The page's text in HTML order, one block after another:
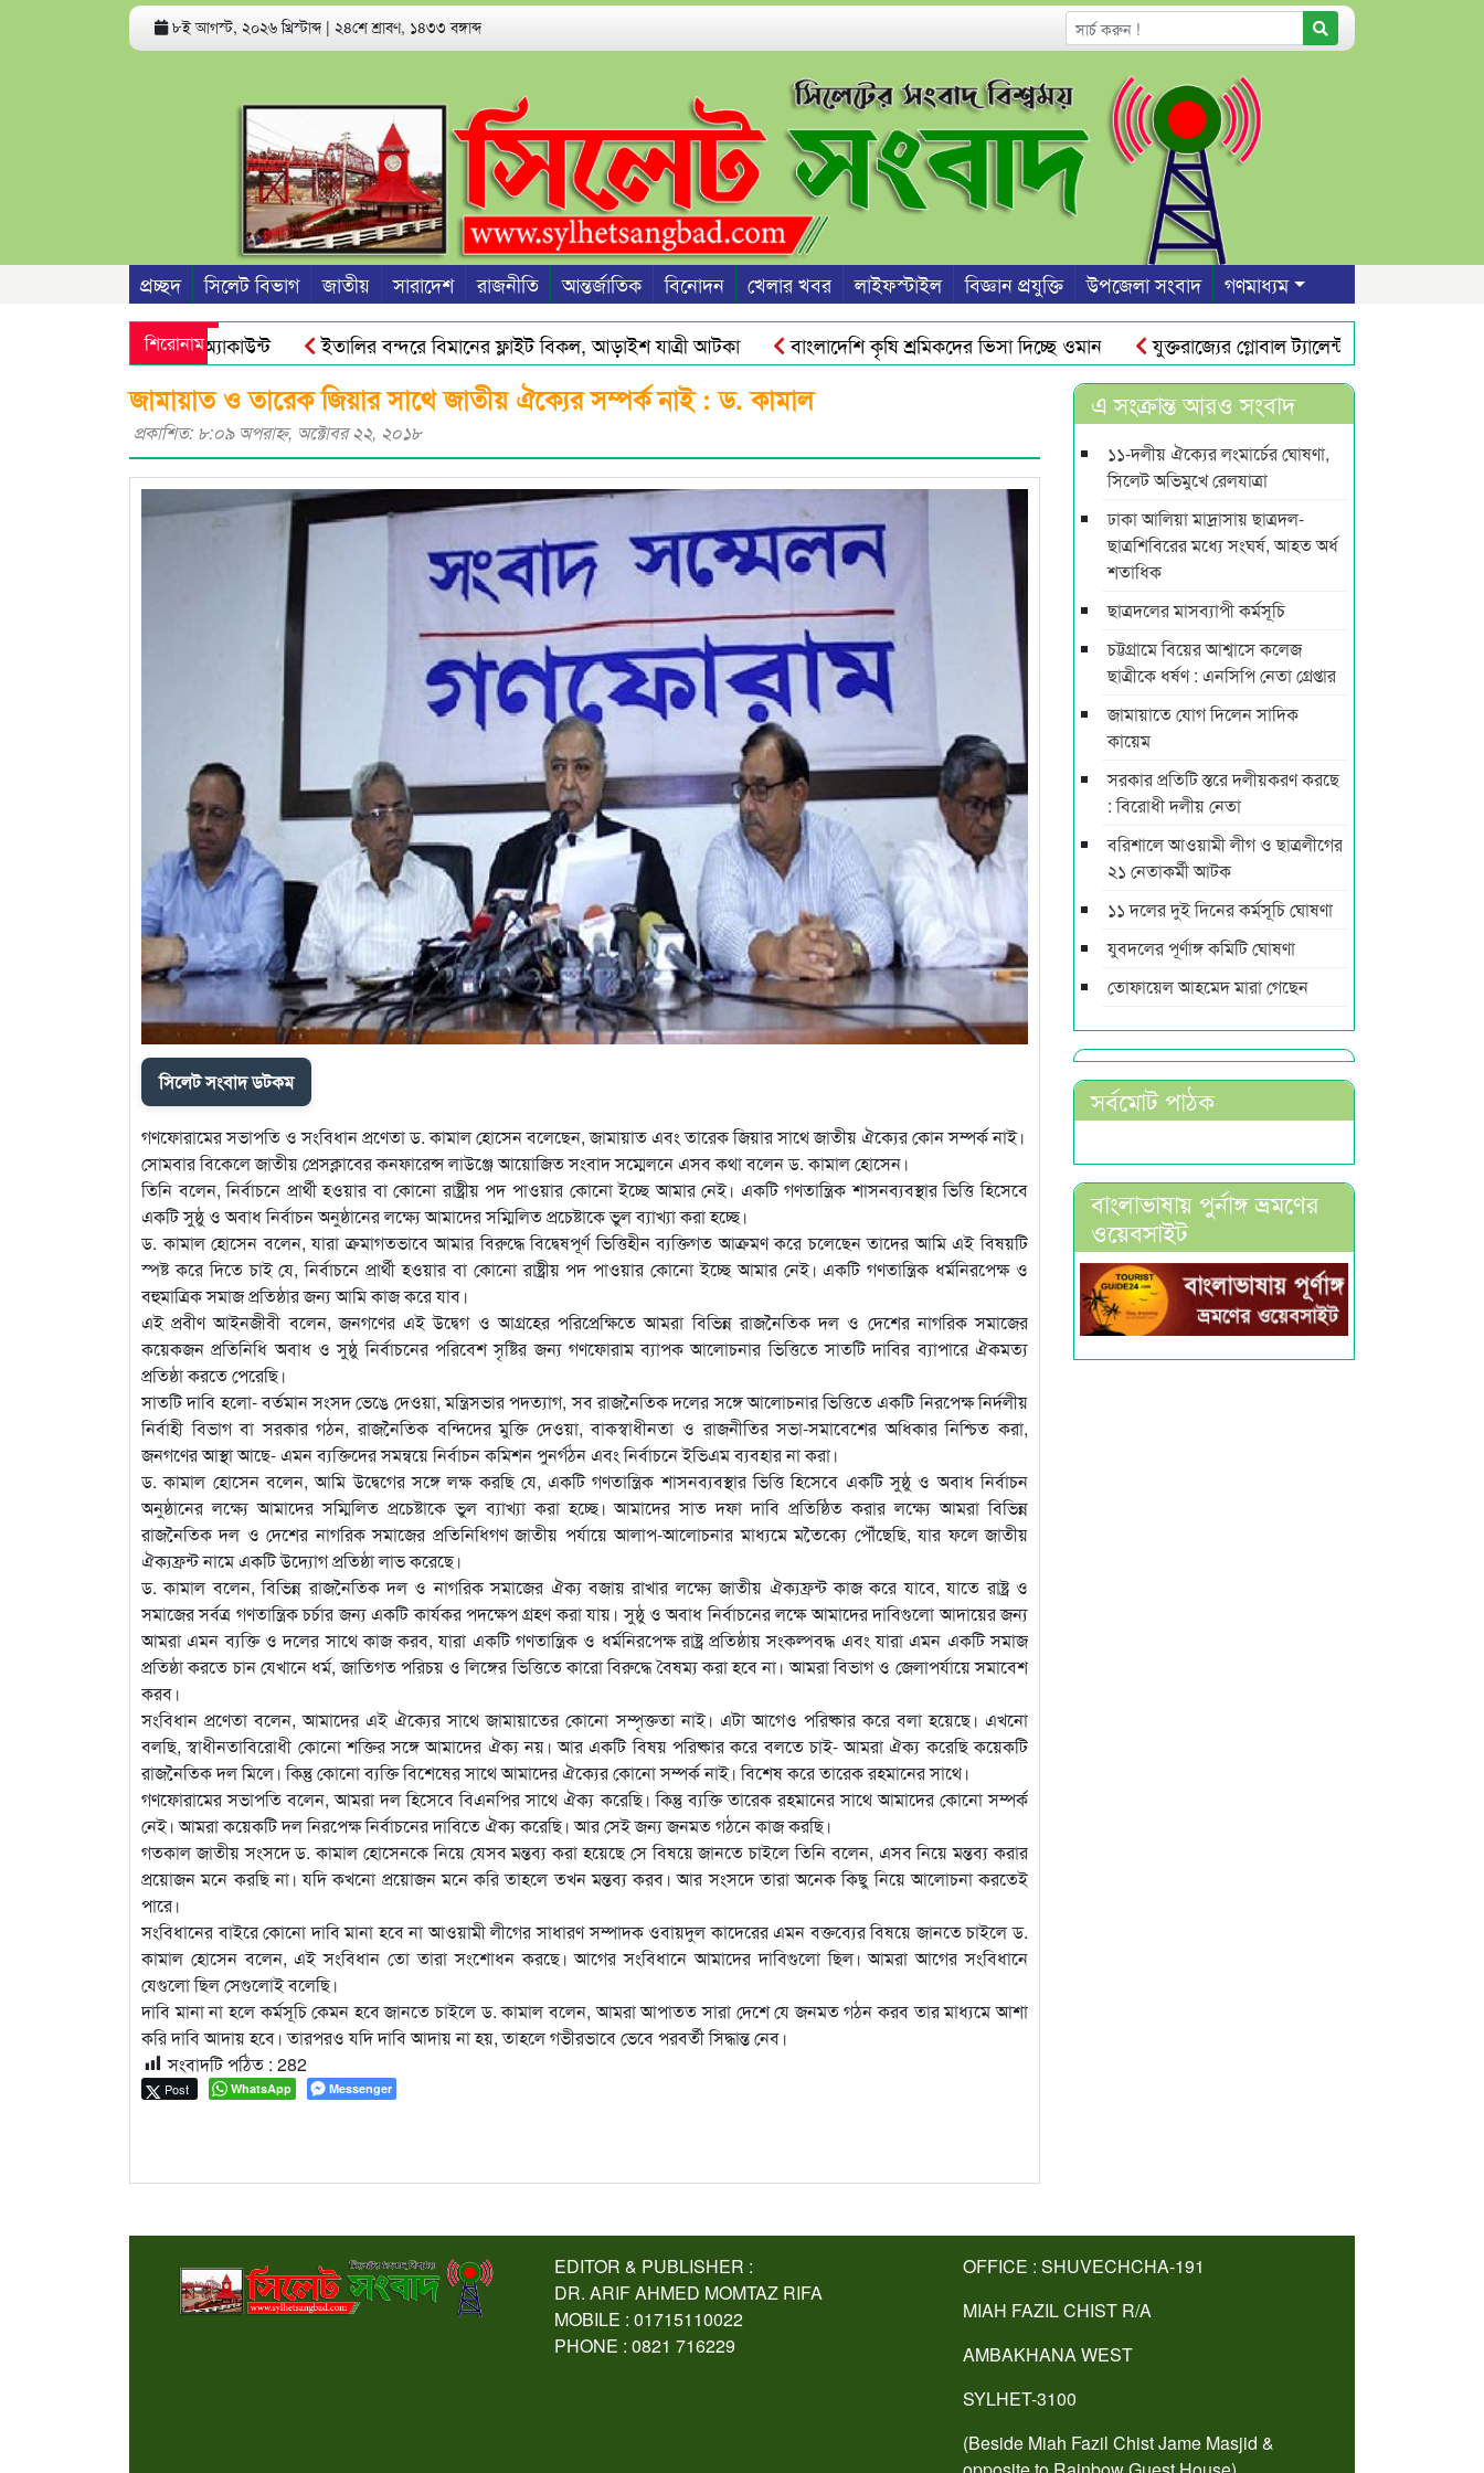
৮ই আগস্ট, ২০২৬ খ্রিস্টাব্দ | ২৪শে শ্রাবণ, ১৪৩৩ বঙ্গাব্দ
প্রচ্ছদ সিলেট বিভাগ জাতীয় সারাদেশ রাজনীতি আন্তর্জাতিক বিনোদন খেলার খবর লাইফস্টাইল বিজ্ঞান প্রযুক্তি উপজেলা সংবাদ গণমাধ্যম
শিরোনাম
ফোন ও ব্যাংক অ্যাকাউন্ট ইতালির বন্দরে বিমানের ফ্লাইট বিকল, আড়াইশ যাত্রী আটকা বাংলাদেশি কৃষি শ্রমিকদের ভিসা দিচ্ছে ওমান
যুক্তরাজ্যের গ্লোবাল ট্যালেন্ট ভিসা : তিন বছরে
তেল, গ্যাস, বিদ্যুৎ সঙ্কট ও দ্রব্যমূল্যের ঊর্ধ্বগতি রোধে সিলেটে ১১ দলীয় ঐক্যের স্মারকলিপি সিলেট নগরীতে যানজট নিরসনে সিটি বাস চালুর দাবি
জামায়াত ও তারেক জিয়ার সাথে জাতীয় ঐক্যের সম্পর্ক নাই : ড. কামাল
প্রকাশিত: ৮:০৯ অপরাহ্ণ, অক্টোবর ২২, ২০১৮
সিলেট সংবাদ ডটকম
গণফোরামের সভাপতি ও সংবিধান প্রণেতা ড. কামাল হোসেন বলেছেন, জামায়াত এবং তারেক জিয়ার সাথে জাতীয় ঐক্যের কোন সম্পর্ক নাই।
সোমবার বিকেলে জাতীয় প্রেসক্লাবের কনফারেন্স লাউঞ্জে আয়োজিত সংবাদ সম্মেলনে এসব কথা বলেন ড. কামাল হোসেন।
তিনি বলেন, নির্বাচনে প্রার্থী হওয়ার বা কোনো রাষ্ট্রীয় পদ পাওয়ার কোনো ইচ্ছে আমার নেই। একটি গণতান্ত্রিক শাসনব্যবস্থার ভিত্তি হিসেবে
একটি সুষ্ঠু ও অবাধ নির্বাচন অনুষ্ঠানের লক্ষ্যে আমাদের সম্মিলিত প্রচেষ্টাকে ভুল ব্যাখ্যা করা হচ্ছে।
ড. কামাল হোসেন বলেন, যারা ক্রমাগতভাবে আমার বিরুদ্ধে বিদ্বেষপূর্ণ ভিত্তিহীন ব্যক্তিগত আক্রমণ করে চলেছেন তাদের আমি এই বিষয়টি
স্পষ্ট করে দিতে চাই যে, নির্বাচনে প্রার্থী হওয়ার বা কোনো রাষ্ট্রীয় পদ পাওয়ার কোনো ইচ্ছে আমার নেই। একটি গণতান্ত্রিক ধর্মনিরপেক্ষ ও
বহুমাত্রিক সমাজ প্রতিষ্ঠার জন্য আমি কাজ করে যাব।
এই প্রবীণ আইনজীবী বলেন, জনগণের এই উদ্বেগ ও আগ্রহের পরিপ্রেক্ষিতে আমরা বিভিন্ন রাজনৈতিক দল ও দেশের নাগরিক সমাজের
কয়েকজন প্রতিনিধি অবাধ ও সুষ্ঠু নির্বাচনের পরিবেশ সৃষ্টির জন্য গণফোরাম ব্যাপক আলোচনার ভিত্তিতে সাতটি দাবির ব্যাপারে ঐকমত্য
প্রতিষ্ঠা করতে পেরেছি।
সাতটি দাবি হলো- বর্তমান সংসদ ভেঙে দেওয়া, মন্ত্রিসভার পদত্যাগ, সব রাজনৈতিক দলের সঙ্গে আলোচনার ভিত্তিতে একটি নিরপেক্ষ নির্দলীয়
নির্বাহী বিভাগ বা সরকার গঠন, রাজনৈতিক বন্দিদের মুক্তি দেওয়া, বাকস্বাধীনতা ও রাজনীতির সভা-সমাবেশের অধিকার নিশ্চিত করা,
জনগণের আস্থা আছে- এমন ব্যক্তিদের সমন্বয়ে নির্বাচন কমিশন পুনর্গঠন এবং নির্বাচনে ইভিএম ব্যবহার না করা।
ড. কামাল হোসেন বলেন, আমি উদ্বেগের সঙ্গে লক্ষ করছি যে, একটি গণতান্ত্রিক শাসনব্যবস্থার ভিত্তি হিসেবে একটি সুষ্ঠু ও অবাধ নির্বাচন
অনুষ্ঠানের লক্ষ্যে আমাদের সম্মিলিত প্রচেষ্টাকে ভুল ব্যাখ্যা করা হচ্ছে। আমাদের সাত দফা দাবি প্রতিষ্ঠিত করার লক্ষ্যে আমরা বিভিন্ন
রাজনৈতিক দল ও দেশের নাগরিক সমাজের প্রতিনিধিগণ জাতীয় পর্যায়ে আলাপ-আলোচনার মাধ্যমে মতৈক্যে পৌঁছেছি, যার ফলে জাতীয়
ঐক্যফ্রন্ট নামে একটি উদ্যোগ প্রতিষ্ঠা লাভ করেছে।
ড. কামাল বলেন, বিভিন্ন রাজনৈতিক দল ও নাগরিক সমাজের ঐক্য বজায় রাখার লক্ষ্যে জাতীয় ঐক্যফ্রন্ট কাজ করে যাবে, যাতে রাষ্ট্র ও
সমাজের সর্বত্র গণতান্ত্রিক চর্চার জন্য একটি কার্যকর পদক্ষেপ গ্রহণ করা যায়। সুষ্ঠু ও অবাধ নির্বাচনের লক্ষে আমাদের দাবিগুলো আদায়ের জন্য
আমরা এমন ব্যক্তি ও দলের সাথে কাজ করব, যারা একটি গণতান্ত্রিক ও ধর্মনিরপেক্ষ রাষ্ট্র প্রতিষ্ঠায় সংকল্পবদ্ধ এবং যারা এমন একটি সমাজ
প্রতিষ্ঠা করতে চান যেখানে ধর্ম, জাতিগত পরিচয় ও লিঙ্গের ভিত্তিতে কারো বিরুদ্ধে বৈষম্য করা হবে না। আমরা বিভাগ ও জেলাপর্যায়ে সমাবেশ
করব।
সংবিধান প্রণেতা বলেন, আমাদের এই ঐক্যের সাথে জামায়াতের কোনো সম্পৃক্ততা নাই। এটা আগেও পরিষ্কার করে বলা হয়েছে। এখনো
বলছি, স্বাধীনতাবিরোধী কোনো শক্তির সঙ্গে আমাদের ঐক্য নয়। আর একটি বিষয় পরিষ্কার করে বলতে চাই- আমরা ঐক্য করেছি কয়েকটি
রাজনৈতিক দল মিলে। কিন্তু কোনো ব্যক্তি বিশেষের সাথে আমাদের ঐক্যের কোনো সম্পর্ক নাই। বিশেষ করে তারেক রহমানের সাথে।
গণফোরামের সভাপতি বলেন, আমরা দল হিসেবে বিএনপির সাথে ঐক্য করেছি। কিন্তু ব্যক্তি তারেক রহমানের সাথে আমাদের কোনো সম্পর্ক
নেই। আমরা কয়েকটি দল নিরপেক্ষ নির্বাচনের দাবিতে ঐক্য করেছি। আর সেই জন্য জনমত গঠনে কাজ করছি।
গতকাল জাতীয় সংসদে ড. কামাল হোসেনকে নিয়ে যেসব মন্তব্য করা হয়েছে সে বিষয়ে জানতে চাইলে তিনি বলেন, এসব নিয়ে মন্তব্য করার
প্রয়োজন মনে করছি না। যদি কখনো প্রয়োজন মনে করি তাহলে তখন মন্তব্য করব। আর সংসদে তারা অনেক কিছু নিয়ে আলোচনা করতেই
পারে।
সংবিধানের বাইরে কোনো দাবি মানা হবে না আওয়ামী লীগের সাধারণ সম্পাদক ওবায়দুল কাদেরের এমন বক্তব্যের বিষয়ে জানতে চাইলে ড.
কামাল হোসেন বলেন, এই সংবিধান তো তারা সংশোধন করছে। আগের সংবিধানে আমাদের দাবিগুলো ছিল। আমরা আগের সংবিধানে
যেগুলো ছিল সেগুলোই বলেছি।
দাবি মানা না হলে কর্মসূচি কেমন হবে জানতে চাইলে ড. কামাল বলেন, আমরা আপাতত সারা দেশে যে জনমত গঠন করব তার মাধ্যমে আশা
করি দাবি আদায় হবে। তারপরও যদি দাবি আদায় না হয়, তাহলে গভীরভাবে ভেবে পরবর্তী সিদ্ধান্ত নেব।
সংবাদটি পঠিত : 282
Post WhatsApp Messenger
এ সংক্রান্ত আরও সংবাদ
১১-দলীয় ঐক্যের লংমার্চের ঘোষণা,
সিলেট অভিমুখে রেলযাত্রা
ঢাকা আলিয়া মাদ্রাসায় ছাত্রদল-
ছাত্রশিবিরের মধ্যে সংঘর্ষ, আহত অর্ধ
শতাধিক
ছাত্রদলের মাসব্যাপী কর্মসূচি
চট্টগ্রামে বিয়ের আশ্বাসে কলেজ
ছাত্রীকে ধর্ষণ : এনসিপি নেতা গ্রেপ্তার
জামায়াতে যোগ দিলেন সাদিক
কায়েম
সরকার প্রতিটি স্তরে দলীয়করণ করছে
: বিরোধী দলীয় নেতা
বরিশালে আওয়ামী লীগ ও ছাত্রলীগের
২১ নেতাকর্মী আটক
১১ দলের দুই দিনের কর্মসূচি ঘোষণা
যুবদলের পূর্ণাঙ্গ কমিটি ঘোষণা
তোফায়েল আহমেদ মারা গেছেন
সর্বমোট পাঠক
বাংলাভাষায় পুর্নাঙ্গ ভ্রমণের
ওয়েবসাইট
EDITOR & PUBLISHER :
DR. ARIF AHMED MOMTAZ RIFA
MOBILE : 01715110022
PHONE : 0821 716229
OFFICE : SHUVECHCHA-191
MIAH FAZIL CHIST R/A
AMBAKHANA WEST
SYLHET-3100
(Beside Miah Fazil Chist Jame Masjid &